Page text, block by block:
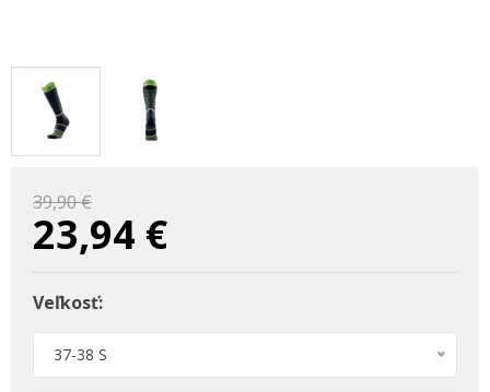
39,90 €
23,94 €
Veľkosť:
37-38 S